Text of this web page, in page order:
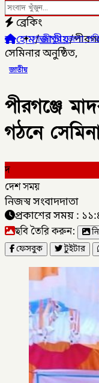
ব্রেকিং
সাবেক
হোম/জাতীয়/
সেমিনার অনুষ্ঠিত,
জাতীয়
পীরগঞ্জে
গঠনে
দ
দেশ সময়
নিজস্ব সংবাদদাতা
প্রকাশের সময় :
ছবি তৈরি করুন:
ফেসবুক
টুইটার